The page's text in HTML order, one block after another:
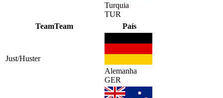
Turquia
TUR
TeamTeam País
Just/Huster
Alemanha
GER